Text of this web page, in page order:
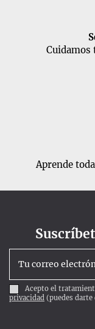
Cuidamos
Aprende
Acepto el
privacidad (puedes darte